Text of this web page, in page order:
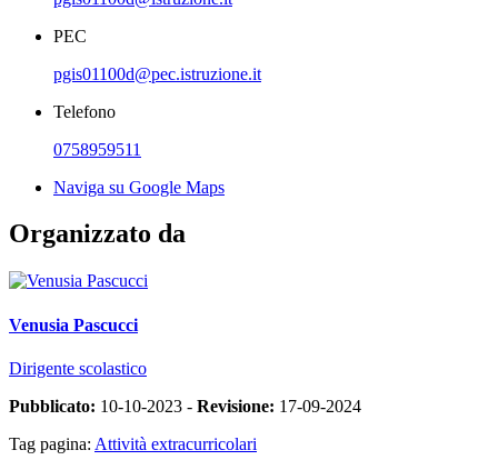
PEC
pgis01100d@pec.istruzione.it
Telefono
0758959511
Naviga su Google Maps
Organizzato da
Venusia Pascucci
Dirigente scolastico
Pubblicato: 10-10-2023 - Revisione: 17-09-2024
Tag pagina: Attività extracurricolari